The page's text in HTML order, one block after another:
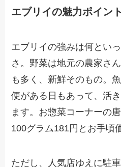
エブリイの魅力ポイント
エブリイの強みは何とい
さ。野菜は地元の農家さ
も多く、新鮮そのもの。
便がある日もあって、活
ます。お惣菜コーナーの
100グラム181円とお手頃
ただし、人気店ゆえに駐